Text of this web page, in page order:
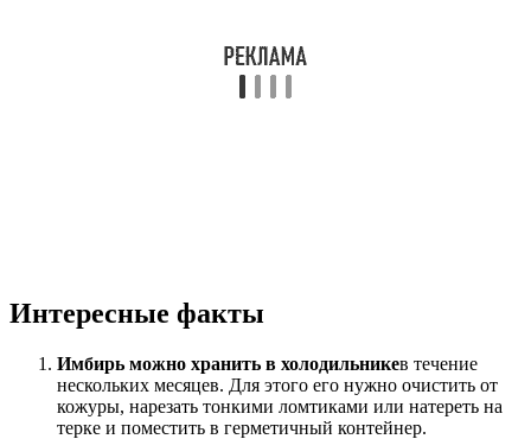
Интересные факты
Имбирь можно хранить в холодильникев течение
нескольких месяцев. Для этого его нужно очистить от
кожуры, нарезать тонкими ломтиками или натереть на
терке и поместить в герметичный контейнер.